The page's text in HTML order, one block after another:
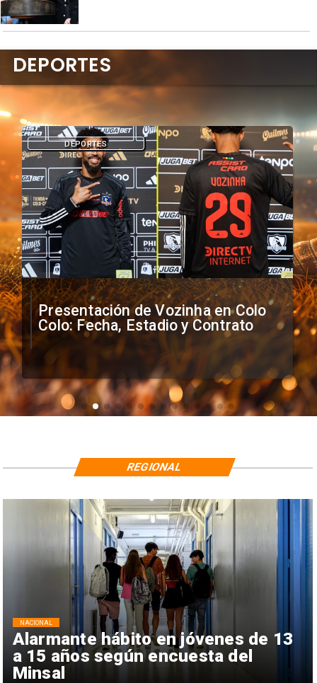
Presentación de Vozinha en Colo
Colo: Fecha, Estadio y Contrato
DEPORTES
DEPORTES
Alarmante hábito en jóvenes de 13
a 15 años según encuesta del
Minsal
NACIONAL
REGIONAL